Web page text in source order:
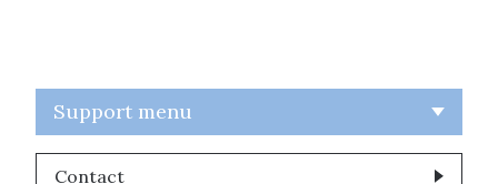
Support menu
Contact